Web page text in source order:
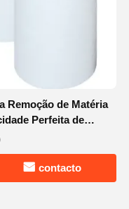
Remoção de Matéria
Perfeita de
contacto